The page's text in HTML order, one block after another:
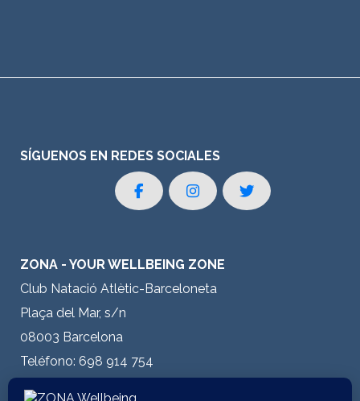
SÍGUENOS EN REDES SOCIALES
ZONA - YOUR WELLBEING ZONE
Club Natació Atlètic-Barceloneta
Plaça del Mar, s/n
08003 Barcelona
Teléfono: 698 914 754